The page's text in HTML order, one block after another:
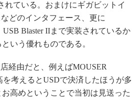
新型コロナへの対応
れている。おまけにギガビットイ
どのインタフェース、更に
Blaster IIまで実装されているか
いう優れものである。
経由だと、例えばMOUSER
考えるとUSDで決済したほうが多
高めということで当初は見送った